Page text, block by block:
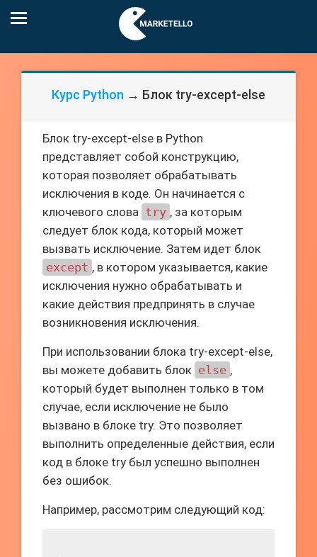
Курс Python → Блок try-except-else
Блок try-except-else в Python
представляет собой конструкцию,
которая позволяет обрабатывать
исключения в коде. Он начинается с
ключевого слова try , за которым
следует блок кода, который может
вызвать исключение. Затем идет блок
except , в котором указывается, какие
исключения нужно обрабатывать и
какие действия предпринять в случае
возникновения исключения.
При использовании блока try-except-else,
вы можете добавить блок else ,
который будет выполнен только в том
случае, если исключение не было
вызвано в блоке try. Это позволяет
выполнить определенные действия, если
код в блоке try был успешно выполнен
без ошибок.
Например, рассмотрим следующий код: